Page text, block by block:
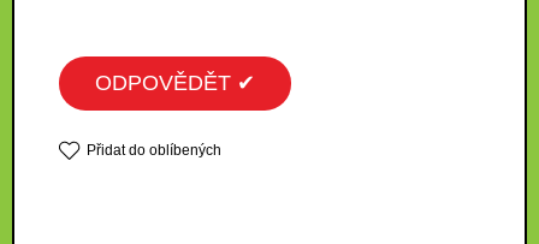
ODPOVĚDĚT ✔
Přidat do oblíbených